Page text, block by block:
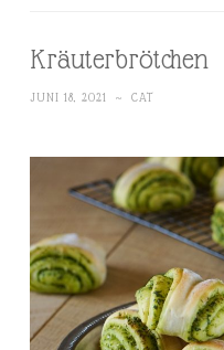
Kräuterbrötchen
JUNI 18, 2021 ~ CAT